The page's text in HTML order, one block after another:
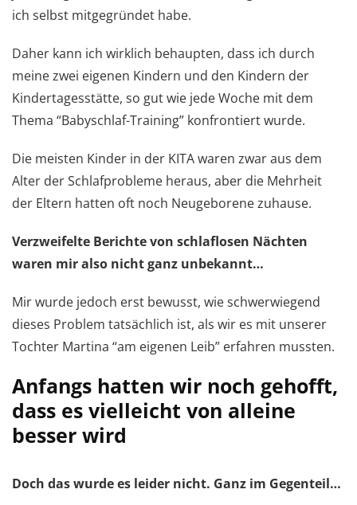
ich selbst mitgegründet habe.
Daher kann ich wirklich behaupten, dass ich durch
meine zwei eigenen Kindern und den Kindern der
Kindertagesstätte, so gut wie jede Woche mit dem
Thema “Babyschlaf-Training” konfrontiert wurde.
Die meisten Kinder in der KITA waren zwar aus dem
Alter der Schlafprobleme heraus, aber die Mehrheit
der Eltern hatten oft noch Neugeborene zuhause.
Verzweifelte Berichte von schlaflosen Nächten
waren mir also nicht ganz unbekannt…
Mir wurde jedoch erst bewusst, wie schwerwiegend
dieses Problem tatsächlich ist, als wir es mit unserer
Tochter Martina “am eigenen Leib” erfahren mussten.
Anfangs hatten wir noch gehofft,
dass es vielleicht von alleine
besser wird
Doch das wurde es leider nicht. Ganz im Gegenteil…